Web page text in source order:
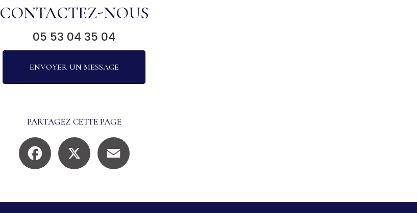
CONTACTEZ-NOUS
05 53 04 35 04
ENVOYER UN MESSAGE
PARTAGEZ CETTE PAGE
Facebook